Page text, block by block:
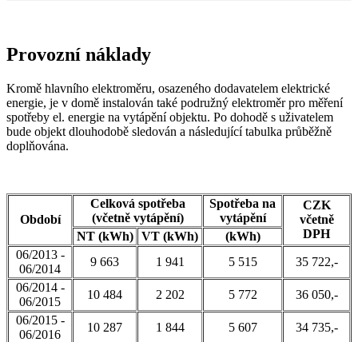
Provozní náklady
Kromě hlavního elektroměru, osazeného dodavatelem elektrické
energie, je v domě instalován také podružný elektroměr pro měření
spotřeby el. energie na vytápění objektu. Po dohodě s uživatelem
bude objekt dlouhodobě sledován a následující tabulka průběžně
doplňována.
Období
Celková spotřeba
(včetně vytápění)
Spotřeba na
vytápění
CZK
včetně
DPH
NT (kWh) VT (kWh)
(kWh)
06/2013 -
06/2014
9 663 1 941 5 515
35 722,-
06/2014 -
06/2015
10 484 2 202 5 772
36 050,-
06/2015 -
06/2016
10 287 1 844 5 607
34 735,-